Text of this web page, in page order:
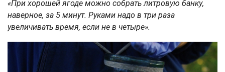
«При хорошей ягоде можно собрать литровую банку,
наверное, за 5 минут. Руками надо в три раза
увеличивать время, если не в четыре».